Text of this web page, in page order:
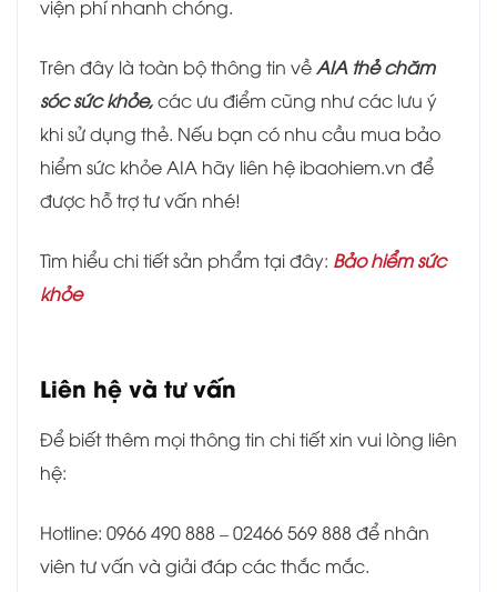
viện phí nhanh chóng.
Trên đây là toàn bộ thông tin vềAIA thẻ chăm
sóc sức khỏe,các ưu điểm cũng như các lưu ý
khi sử dụng thẻ. Nếu bạn có nhu cầu mua bảo
hiểm sức khỏe AIA hãy liên hệ ibaohiem.vn để
được hỗ trợ tư vấn nhé!
Tìm hiểu chi tiết sản phẩm tại đây: Bảo hiểm sức
khỏe
Liên hệ và tư vấn
Để biết thêm mọi thông tin chi tiết xin vui lòng liên
hệ:
Hotline: 0966 490 888 – 02466 569 888 để nhân
viên tư vấn và giải đáp các thắc mắc.